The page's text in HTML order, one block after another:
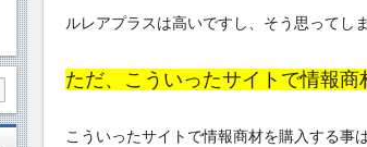
ルレアプラスは高いですし、そう思ってし
ただ、こういったサイトで情報商
こういったサイトで情報商材を購入する事